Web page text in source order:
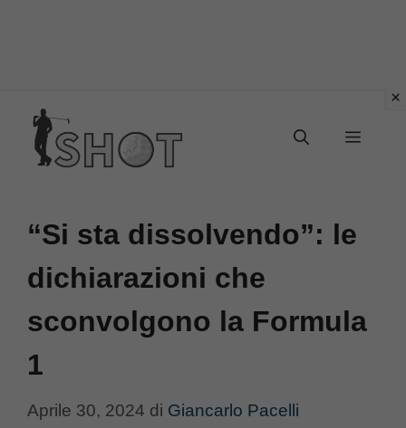
contenuto
Menu
“Si sta dissolvendo”: le
dichiarazioni che
sconvolgono la Formula
1
Aprile 30, 2024 di Giancarlo Pacelli